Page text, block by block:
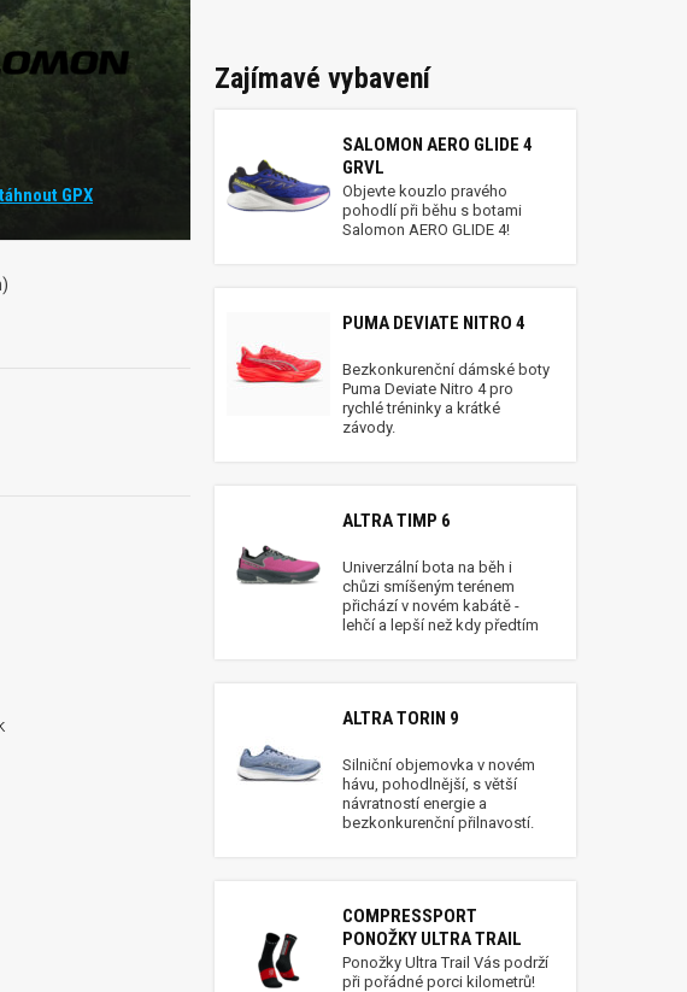
GPX
Zajímavé vybavení
SALOMON AERO GLIDE 4
GRVL
Objevte kouzlo pravého
pohodlí při běhu s botami
Salomon AERO GLIDE 4!
PUMA DEVIATE NITRO 4
Bezkonkurenční dámské boty
Puma Deviate Nitro 4 pro
rychlé tréninky a krátké
závody.
ALTRA TIMP 6
Univerzální bota na běh i
chůzi smíšeným terénem
přichází v novém kabátě -
lehčí a lepší než kdy předtím
ALTRA TORIN 9
Silniční objemovka v novém
hávu, pohodlnější, s větší
návratností energie a
bezkonkurenční přilnavostí.
COMPRESSPORT
PONOŽKY ULTRA TRAIL
Ponožky Ultra Trail Vás podrží
při pořádné porci kilometrů!